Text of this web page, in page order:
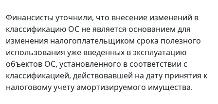
Финансисты уточнили, что внесение изменений в
классификацию ОС не является основанием для
изменения налогоплательщиком срока полезного
использования уже введенных в эксплуатацию
объектов ОС, установленного в соответствии с
классификацией, действовавшей на дату принятия к
налоговому учету амортизируемого имущества.